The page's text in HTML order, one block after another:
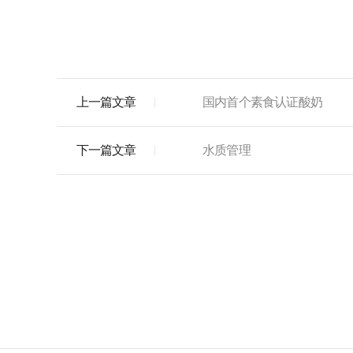
上一篇文章 国内首个素食认证酸奶
下一篇文章 水质管理